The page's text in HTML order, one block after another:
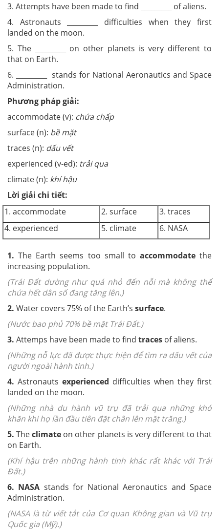
3. Attempts have been made to find _________ of aliens.
4. Astronauts _________ difficulties when they first
landed on the moon.
5. The _________ on other planets is very different to
that on Earth.
6. _________ stands for National Aeronautics and Space
Administration.
Phương pháp giải:
accommodate (v): chứa chấp
surface (n): bề mặt
traces (n): dấu vết
experienced (v-ed): trải qua
climate (n): khí hậu
Lời giải chi tiết:
1. accommodate
2. surface
3. traces
4. experienced
5. climate 6. NASA
1.The Earth seems too small to accommodatethe
increasing population.
(Trái Đất dường như quá nhỏ đến nỗi mà không thể
chứa hết dân số đang tăng lên.)
2. Water covers 75% of the Earth’s surface.
(Nước bao phủ 70% bề mặt Trái Đất.)
3. Attemps have been made to find traces of aliens.
(Những nỗ lực đã được thực hiện để tìm ra dấu vết của
người ngoài hành tinh.)
4. Astronauts experienced difficulties when they first
landed on the moon.
(Những nhà du hành vũ trụ đã trải qua những khó
khăn khi họ lần đầu tiên đặt chân lên mặt trăng.)
5.Theclimate on other planets is very different to that
on Earth.
(Khí hậu trên những hành tinh khác rất khác với Trái
Đất.)
6. NASA stands for National Aeronautics and Space
Administration.
(NASA là từ viết tắt của Cơ quan Không gian và Vũ trụ
Quốc gia (Mỹ).)